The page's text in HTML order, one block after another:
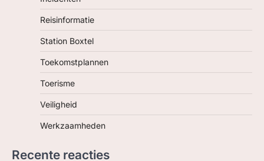
Reisinformatie
Station Boxtel
Toekomstplannen
Toerisme
Veiligheid
Werkzaamheden
Recente reacties